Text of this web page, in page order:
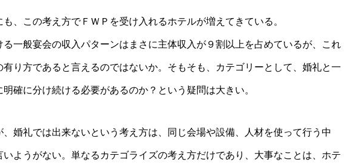
、この考え方でＦＷＰを受け入れるホテルが増えてきている。
一般宴会の収入パターンはまさに主体収入が９割以上を占めているが、これ
有り方であると言えるのではないか。そもそも、カテゴリーとして、婚礼と一
確に分け続ける必要があるのか？という疑問は大きい。
婚礼では出来ないという考え方は、同じ会場や設備、人材を使って行う中
ようがない。単なるカテゴライズの考え方だけであり、大事なことは、ホテ